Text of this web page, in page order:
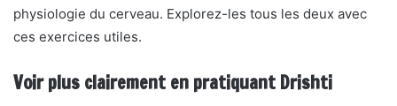
physiologie du cerveau. Explorez-les tous les deux avec
ces exercices utiles.
Voir plus clairement en pratiquant Drishti